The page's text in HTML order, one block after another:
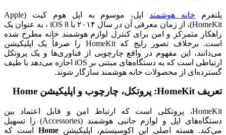
پلتفرم خانه هوشمند
اپل، موسوم به اپل هوم کیت (Apple
HomeKit)، از زمان معرفی آن در سال ۲۰۱۴ با iOS 8 ، به عنوان یک
راهکار متمرکز و امن برای کنترل لوازم هوشمند خانه مطرح شده
است. برخلاف تصور رایج که HomeKit را صرفاً یک اپلیکیشن
می‌دانند، این مفهوم در واقع چارچوبی از فناوری‌ها و یک پروتکل
ارتباطی است که به دستگاه‌های مبتنی بر iOS اجازه می‌دهد با طیف
گسترده‌ای از محصولات خانه هوشمند سازگار شوند.
تعریف HomeKit: پروتکل، چارچوب و اپلیکیشن Home
HomeKit، پروتکلی است که ارتباط امن و قابل اعتماد بین
دستگاه‌های اپل و لوازم جانبی هوشمند (Accessories) را تسهیل
می‌کند. هسته اصلی این اکوسیستم، اپلیکیشن Home است که